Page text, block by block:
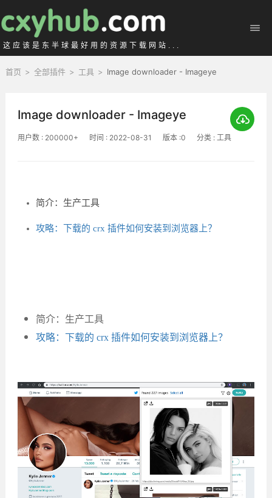
这应该是东半球最好用的资源下载网站...
首页 > 全部插件 > 工具 > Image downloader - Imageye
Image downloader - Imageye
用户数 : 200000+ 时间 : 2022-08-31 版本 :0 分类 : 工具
简介：生产工具
攻略：下载的 crx 插件如何安装到浏览器上？
简介：生产工具
攻略：下载的 crx 插件如何安装到浏览器上？